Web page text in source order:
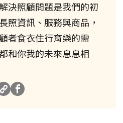
決照顧問題是我們的初
照資訊、服務與商品，
者食衣住行育樂的需
和你我的未來息息相